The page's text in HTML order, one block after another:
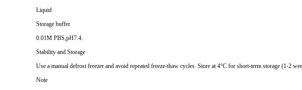
Liquid
Storage buffer
0.01M PBS,pH7.4.
Stability and Storage
Use a manual defrost freezer and avoid repeated freeze-thaw cycles. Store at 4°C for short-term storage (1-2
Note